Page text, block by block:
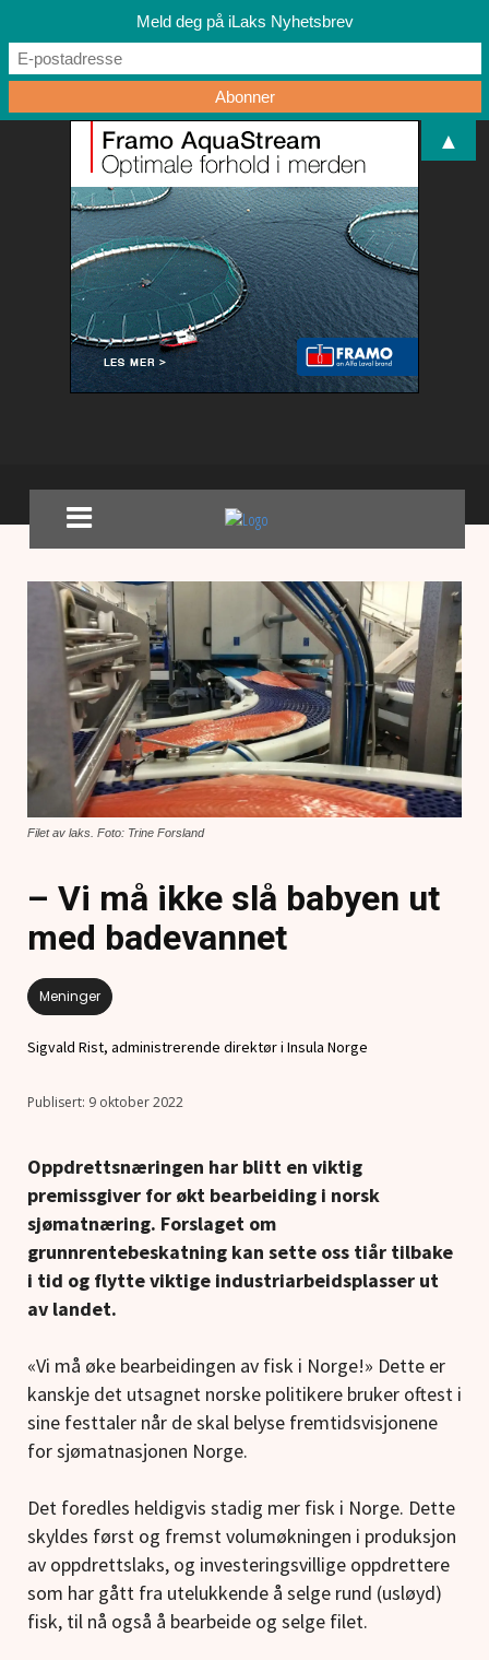
Filet av laks. Foto: Trine Forsland
– Vi må ikke slå babyen ut
med badevannet
Meninger
Sigvald Rist, administrerende direktør i Insula Norge
9 oktober 2022
Oppdrettsnæringen har blitt en viktig
premissgiver for økt bearbeiding i norsk
sjømatnæring. Forslaget om
grunnrentebeskatning kan sette oss tiår tilbake
i tid og flytte viktige industriarbeidsplasser ut
av landet.
«Vi må øke bearbeidingen av fisk i Norge!» Dette er
kanskje det utsagnet norske politikere bruker oftest i
sine festtaler når de skal belyse fremtidsvisjonene
for sjømatnasjonen Norge.
Det foredles heldigvis stadig mer fisk i Norge. Dette
skyldes først og fremst volumøkningen i produksjon
av oppdrettslaks, og investeringsvillige oppdrettere
som har gått fra utelukkende å selge rund (usløyd)
fisk, til nå også å bearbeide og selge filet.
Meld deg på iLaks Nyhetsbrev
▲